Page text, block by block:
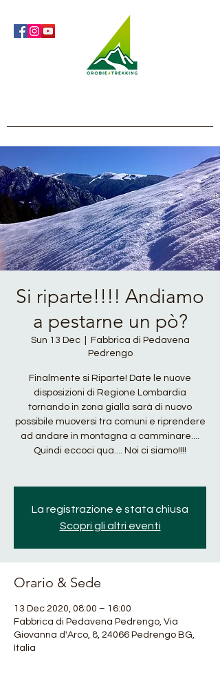
Si riparte!!!! Andiamo
a pestarne un pò?
Sun 13 Dec
  |
Fabbrica di Pedavena
Pedrengo
Finalmente si Riparte! Date le nuove
disposizioni di Regione Lombardia
tornando in zona gialla sarà di nuovo
possibile muoversi tra comuni e riprendere
ad andare in montagna a camminare....
Quindi eccoci qua.... Noi ci siamo!!!!
La registrazione è stata chiusa
Scopri gli altri eventi
Orario & Sede
13 Dec 2020, 08:00 – 16:00
Fabbrica di Pedavena Pedrengo, Via
Giovanna d'Arco, 8, 24066 Pedrengo BG,
Italia